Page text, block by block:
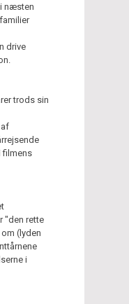
næsten
drive
trods sin
filmens
"den rette
(lyden
i